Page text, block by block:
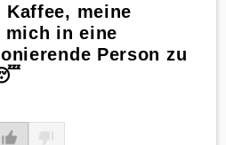
Kaffee, meine
mich in eine
Person zu